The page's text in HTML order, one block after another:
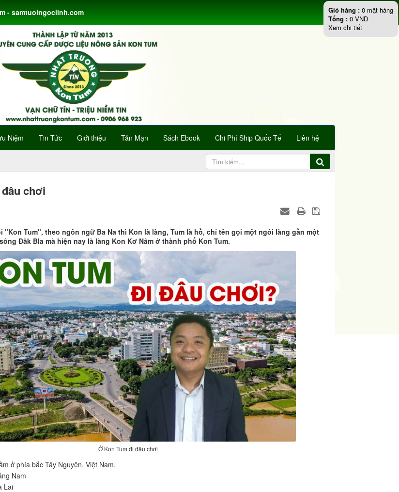
Niệm Tin Tức Giới thiệu Tản Mạn Sách Ebook Chi Phí Ship Quốc Tế Liên hệ
- samtuoingoclinh.com
chơi
"Kon Tum", theo ngôn ngữ Ba Na thì Kon là làng, Tum là hồ, chỉ tên gọi một ngôi làng gần một
Đăk Bla mà hiện nay là làng Kon Kơ Nâm ở thành phố Kon Tum.
Ở Kon Tum đi đâu chơi
ở phía bắc Tây Nguyên, Việt Nam.
Nam
Lai
Giỏ hàng : 0 mặt hàng
Tổng : 0 VND
Xem chi tiết